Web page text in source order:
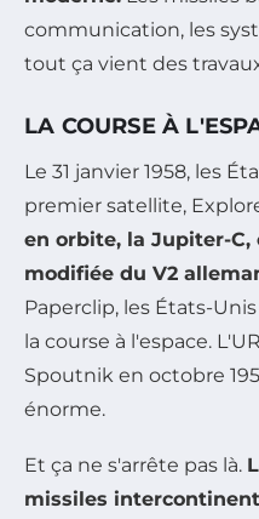
communication, les
tout ça vient des
LA COURSE À
Le 31 janvier 1958, les
premier satellite,
en orbite, la Jupiter-C,
modifiée du V2
Paperclip, les États-
la course à l'espace.
Spoutnik en octobre
énorme.
Et ça ne s'arrête pas là.
missiles